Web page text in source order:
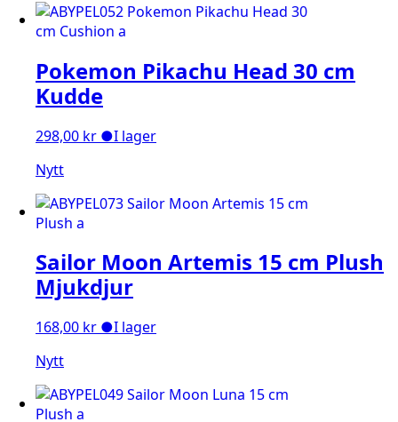
Pokemon Pikachu Head 30 cm
Kudde
298,00 kr ●I lager
Nytt
Sailor Moon Artemis 15 cm Plush
Mjukdjur
168,00 kr ●I lager
Nytt